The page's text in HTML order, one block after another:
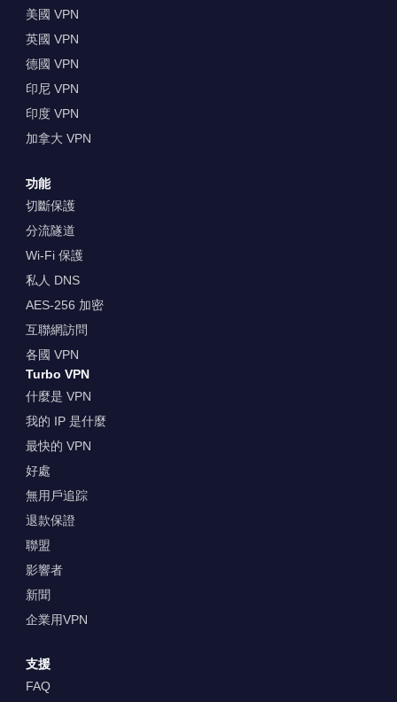
美國 VPN
英國 VPN
德國 VPN
印尼 VPN
印度 VPN
加拿大 VPN
功能
切斷保護
分流隧道
Wi-Fi 保護
私人 DNS
AES-256 加密
互聯網訪問
各國 VPN
Turbo VPN
什麼是 VPN
我的 IP 是什麼
最快的 VPN
好處
無用戶追踪
退款保證
聯盟
影響者
新聞
企業用VPN
支援
FAQ